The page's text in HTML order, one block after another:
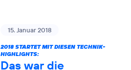
15. Januar 2018
2018 STARTET MIT DIESEN TECHNIK-
HIGHLIGHTS:
Das war die